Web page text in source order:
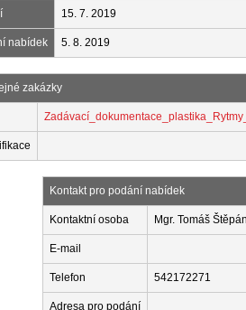
15. 7. 2019
nabídek 5. 8. 2019
zakázky
Kontakt pro podání nabídek
Kontaktní osoba Mgr. Tomáš
E-mail
Telefon 542172271
Adresa pro podání